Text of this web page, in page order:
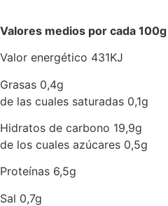
Valores medios por cada 100g
Valor energético 431KJ
Grasas 0,4g
de las cuales saturadas 0,1g
Hidratos de carbono 19,9g
de los cuales azúcares 0,5g
Proteínas 6,5g
Sal 0,7g